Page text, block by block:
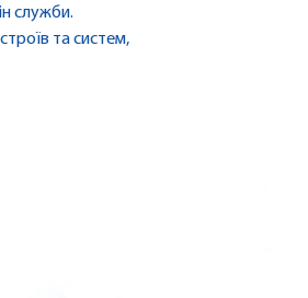
служби.
та систем,